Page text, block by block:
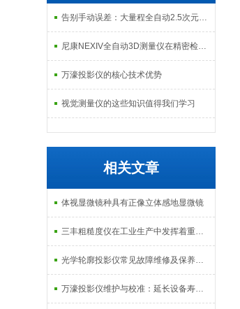
告别手动误差：大量程全自动2.5次元测量机如何实现高效精密质检？
尼康NEXIV全自动3D测量仪在精密检测中的应用
万濠投影仪的核心技术优势
视觉测量仪的这些知识值得我们学习
相关文章
体视显微镜种具有正像立体感地显微镜
三丰粗糙度仪在工业生产中发挥着重要的作用
光学轮廓投影仪常见故障维修及保养技巧
万濠投影仪维护与校准：延长设备寿命的实用技巧